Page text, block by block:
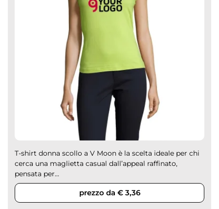
T-shirt donna scollo a V Moon è la scelta ideale per chi
cerca una maglietta casual dall’appeal raffinato,
pensata per...
prezzo da € 3,36